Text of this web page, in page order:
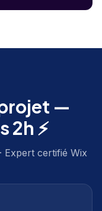
—
2h ⚡
Expert certifié Wix